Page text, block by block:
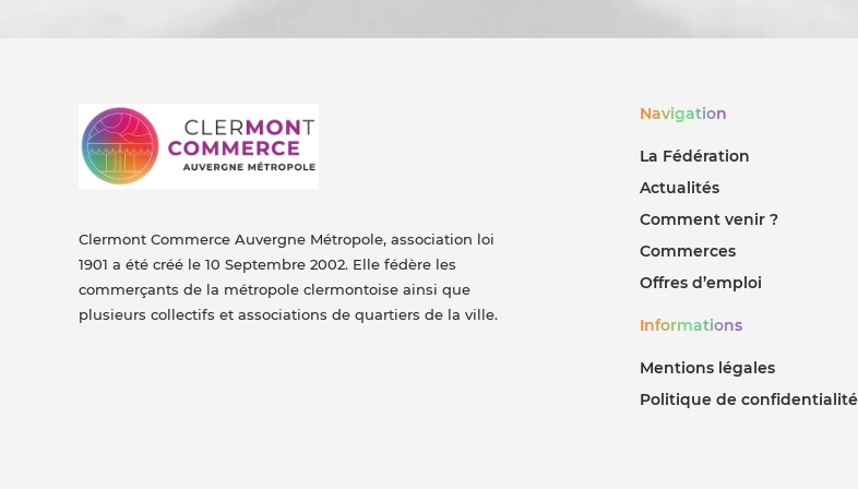
Clermont Commerce Auvergne Métropole, association loi
1901 a été créé le 10 Septembre 2002. Elle fédère les
commerçants de la métropole clermontoise ainsi que
plusieurs collectifs et associations de quartiers de la ville.
Navigation
La Fédération
Actualités
Comment venir ?
Commerces
Offres d’emploi
Informations
Mentions légales
Politique de confidentialité